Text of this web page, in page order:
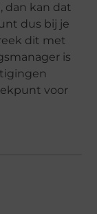
dan kan dat
dus bij je
dit met
is
voor